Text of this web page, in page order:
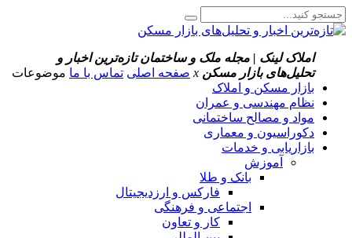
املاک لینک | مجله ملک و ساختمان تازه‌ترین اخبار و
تحلیل‌های بازار مسکن x صفحه اصلی تماس با ما موضوعات
بازار مسکن و املاک
نظام مهندسی و عمران
مواد و مصالح ساختمانی
دکوراسیون و معماری
بازاریابی و خدمات
آموزش
بانک و طلا
فارکس و ارزدیجیتال
اجتماعی و فرهنگی
کار و تعاون